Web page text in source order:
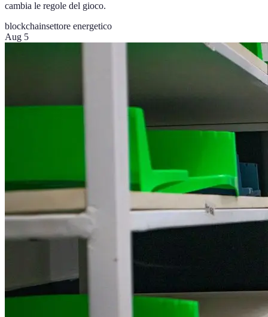
cambia le regole del gioco.
blockchainsettore energetico
Aug 5